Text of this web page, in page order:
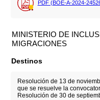
PDF (BOE-A-2024-
MINISTERIO DE
MIGRACIONES
Destinos
Resolución de 13 de
que se resuelve la
Resolución de 30 de